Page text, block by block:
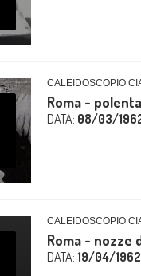
CALEIDOSCOPIO
Roma -
DATA: 08/03/
CALEIDOSCOPIO
Roma - nozze
DATA: 19/04/1962